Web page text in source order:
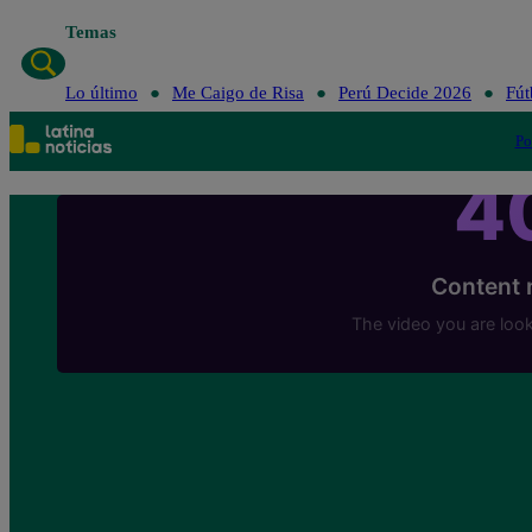
Temas
Lo último Me Caigo de Risa Perú Decide 2026